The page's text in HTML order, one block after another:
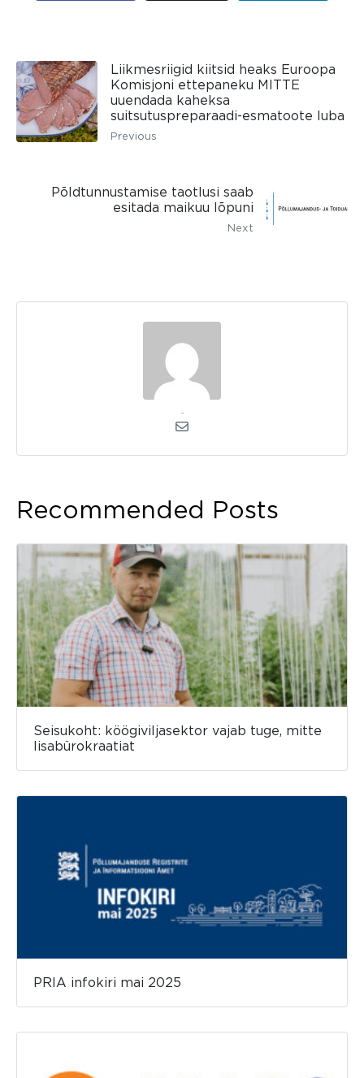
Liikmesriigid kiitsid heaks Euroopa
Komisjoni ettepaneku MITTE
uuendada kaheksa
suitsutuspreparaadi-esmatoote luba
Previous
Põldtunnustamise taotlusi saab
esitada maikuu lõpuni
Next
Recommended Posts
Seisukoht: köögiviljasektor vajab tuge, mitte
lisabürokraatiat
PRIA infokiri mai 2025